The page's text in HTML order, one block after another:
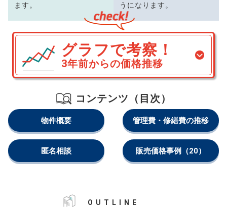
ます。
うになります。
グラフで考察！
3年前からの価格推移
コンテンツ（目次）
物件概要 管理費・修繕費の推移
匿名相談 販売価格事例 （20）
OUTLINE